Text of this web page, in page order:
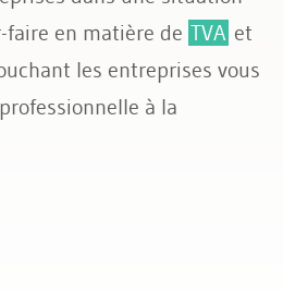
en matière de TVA et
les entreprises vous
à la